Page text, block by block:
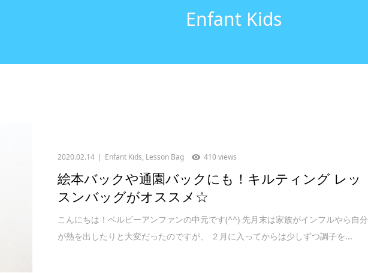
Enfant Kids
2020.02.14 Enfant Kids, Lesson Bag 410 views
絵本バックや通園バックにも！キルティング レッ
スンバッグがオススメ☆
こんにちは！ベルビーアンファンの中元です(^^) 先月末は家族がインフルやら自分
が熱を出したりと大変だったのですが、 ２月に入ってからは少しずつ調子を...